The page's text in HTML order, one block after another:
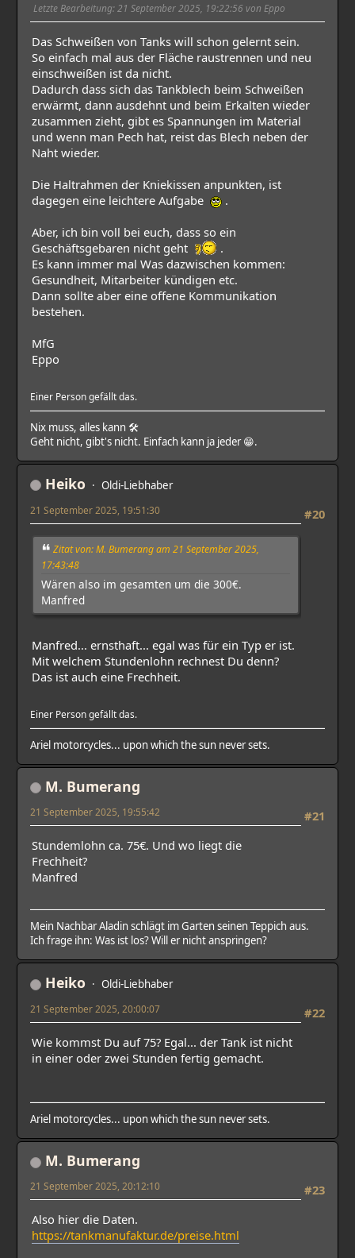
Letzte Bearbeitung: 21 September 2025, 19:22:56 von Eppo
Das Schweißen von Tanks will schon gelernt sein.
So einfach mal aus der Fläche raustrennen und neu
einschweißen ist da nicht.
Dadurch dass sich das Tankblech beim Schweißen
erwärmt, dann ausdehnt und beim Erkalten wieder
zusammen zieht, gibt es Spannungen im Material
und wenn man Pech hat, reist das Blech neben der
Naht wieder.
Die Haltrahmen der Kniekissen anpunkten, ist
dagegen eine leichtere Aufgabe
.
Aber, ich bin voll bei euch, dass so ein
Geschäftsgebaren nicht geht
.
Es kann immer mal Was dazwischen kommen:
Gesundheit, Mitarbeiter kündigen etc.
Dann sollte aber eine offene Kommunikation
bestehen.
MfG
Eppo
Einer Person gefällt das.
Nix muss, alles kann 🛠
Geht nicht, gibt's nicht. Einfach kann ja jeder 😁.
Heiko Oldi-Liebhaber
#20
21 September 2025, 19:51:30
Zitat von: M. Bumerang am 21 September 2025,
17:43:48
Wären also im gesamten um die 300€.
Manfred
Manfred... ernsthaft... egal was für ein Typ er ist.
Mit welchem Stundenlohn rechnest Du denn?
Das ist auch eine Frechheit.
Einer Person gefällt das.
Ariel motorcycles... upon which the sun never sets.
M. Bumerang
#21
21 September 2025, 19:55:42
Stundemlohn ca. 75€. Und wo liegt die
Frechheit?
Manfred
Mein Nachbar Aladin schlägt im Garten seinen Teppich aus.
Ich frage ihn: Was ist los? Will er nicht anspringen?
Heiko Oldi-Liebhaber
#22
21 September 2025, 20:00:07
Wie kommst Du auf 75? Egal... der Tank ist nicht
in einer oder zwei Stunden fertig gemacht.
Ariel motorcycles... upon which the sun never sets.
M. Bumerang
#23
21 September 2025, 20:12:10
Also hier die Daten.
https://tankmanufaktur.de/preise.html